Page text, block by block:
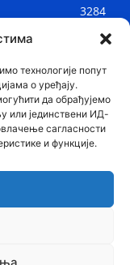
технологије попут
о уређају.
да обрађујемо
или јединствени ИД-
сагласности
и функције.
3284
2906